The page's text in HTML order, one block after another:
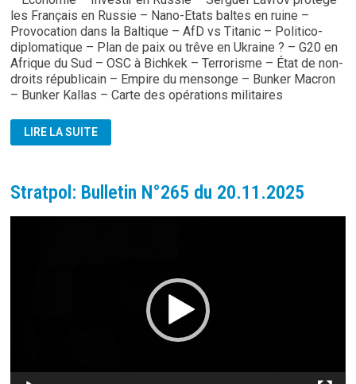
les Français en Russie – Nano-Etats baltes en ruine –
Provocation dans la Baltique – AfD vs Titanic – Politico-
diplomatique – Plan de paix ou trêve en Ukraine ? – G20 en
Afrique du Sud – OSC à Bichkek – Terrorisme – État de non-
droits républicain – Empire du mensonge – Bunker Macron
– Bunker Kallas – Carte des opérations militaires
STRATPOL:
LIRE LA SUITE
Stratpol: Bulletin N°265 du 20.11.2025